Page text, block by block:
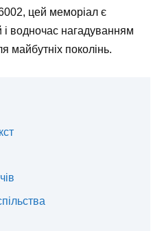
цей меморіал є
і водночас нагадуванням
майбутніх поколінь.